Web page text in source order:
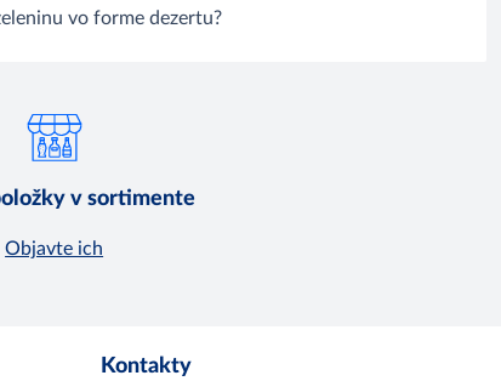
vo forme dezertu?
v sortimente
Objavte ich
Kontakty